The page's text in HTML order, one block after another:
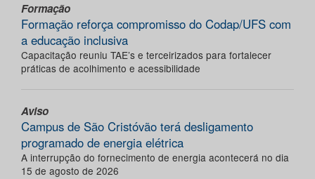
Formação
Formação reforça compromisso do Codap/UFS com
a educação inclusiva
Capacitação reuniu TAE’s e terceirizados para fortalecer
práticas de acolhimento e acessibilidade
Aviso
Campus de São Cristóvão terá desligamento
programado de energia elétrica
A interrupção do fornecimento de energia acontecerá no dia
15 de agosto de 2026